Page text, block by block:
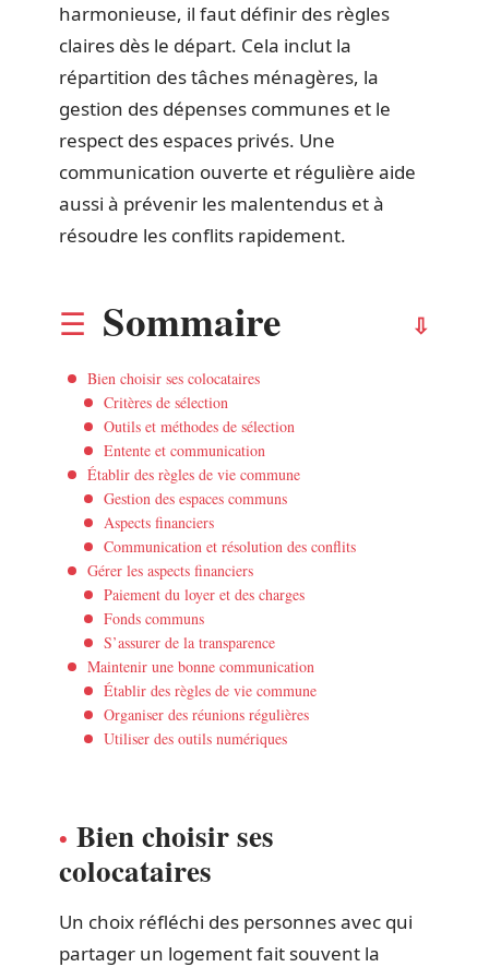
harmonieuse, il faut définir des règles
claires dès le départ. Cela inclut la
répartition des tâches ménagères, la
gestion des dépenses communes et le
respect des espaces privés. Une
communication ouverte et régulière aide
aussi à prévenir les malentendus et à
résoudre les conflits rapidement.
Sommaire
Bien choisir ses colocataires
Critères de sélection
Outils et méthodes de sélection
Entente et communication
Établir des règles de vie commune
Gestion des espaces communs
Aspects financiers
Communication et résolution des conflits
Gérer les aspects financiers
Paiement du loyer et des charges
Fonds communs
S’assurer de la transparence
Maintenir une bonne communication
Établir des règles de vie commune
Organiser des réunions régulières
Utiliser des outils numériques
Bien choisir ses
colocataires
Un choix réfléchi des personnes avec qui
partager un logement fait souvent la